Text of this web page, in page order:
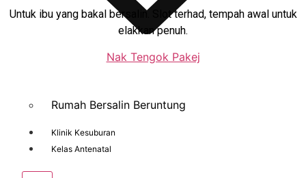
Rumah Bersalin Beruntung
Klinik Kesuburan
Kelas Antenatal
Untuk ibu yang bakal bersalin. Slot terhad, tempah awal untuk
elakkan penuh.
Nak Tengok Pakej